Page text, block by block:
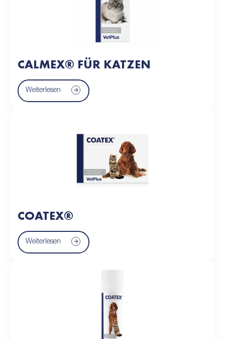
CALMEX® FÜR KATZEN
Weiterlesen
COATEX®
Weiterlesen